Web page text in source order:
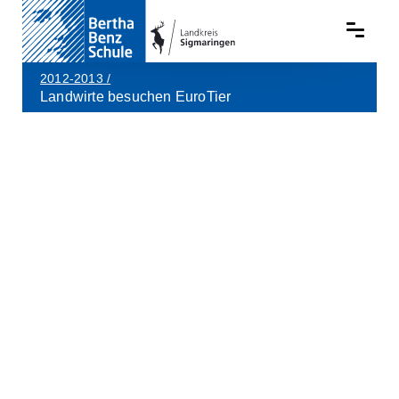
2012-2013 /
Landwirte besuchen EuroTier